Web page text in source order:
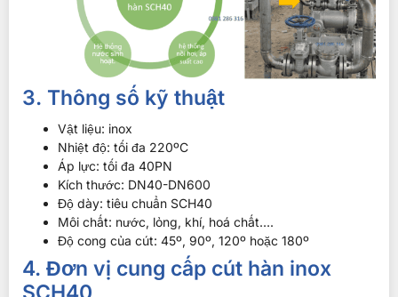
3. Thông số kỹ thuật
Vật liệu: inox
Nhiệt độ: tối đa 220ºC
Áp lực: tối đa 40PN
Kích thước: DN40-DN600
Độ dày: tiêu chuẩn SCH40
Môi chất: nước, lỏng, khí, hoá chất….
Độ cong của cút: 45º, 90º, 120º hoặc 180º
4. Đơn vị cung cấp cút hàn inox